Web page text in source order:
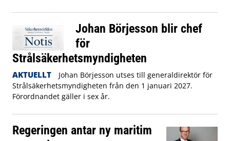
Johan Börjesson blir chef
för
Strålsäkerhetsmyndigheten
AKTUELLT
Johan Börjesson utses till generaldirektör för
Strålsäkerhetsmyndigheten från den 1 januari 2027.
Förordnandet gäller i sex år.
Regeringen antar ny maritim